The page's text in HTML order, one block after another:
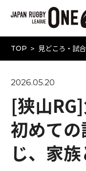
TOP 見どころ・試
2026.05.20
[狭山
初めて
じ、家